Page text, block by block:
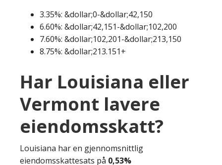
3.35%: &dollar;0-&dollar;42,150
6.60%: &dollar;42,151-&dollar;102,200
7.60%: &dollar;102,201-&dollar;213,150
8.75%: &dollar;213.151+
Har Louisiana eller
Vermont lavere
eiendomsskatt?
Louisiana har en gjennomsnittlig
eiendomsskattesats på 0,53%